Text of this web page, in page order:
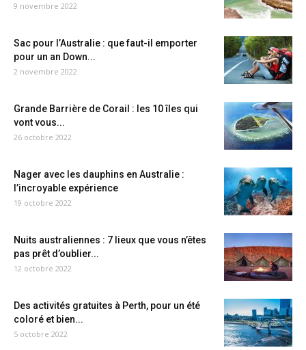
9 novembre 2022
Sac pour l’Australie : que faut-il emporter
pour un an Down...
2 novembre 2022
Grande Barrière de Corail : les 10 îles qui
vont vous...
26 octobre 2022
Nager avec les dauphins en Australie :
l’incroyable expérience
19 octobre 2022
Nuits australiennes : 7 lieux que vous n’êtes
pas prêt d’oublier...
12 octobre 2022
Des activités gratuites à Perth, pour un été
coloré et bien...
5 octobre 2022